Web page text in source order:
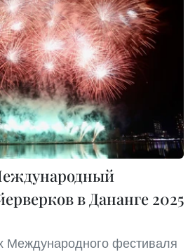
в Дананге 2025
Международного фестиваля